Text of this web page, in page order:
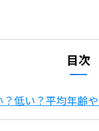
目次
低い？平均年齢